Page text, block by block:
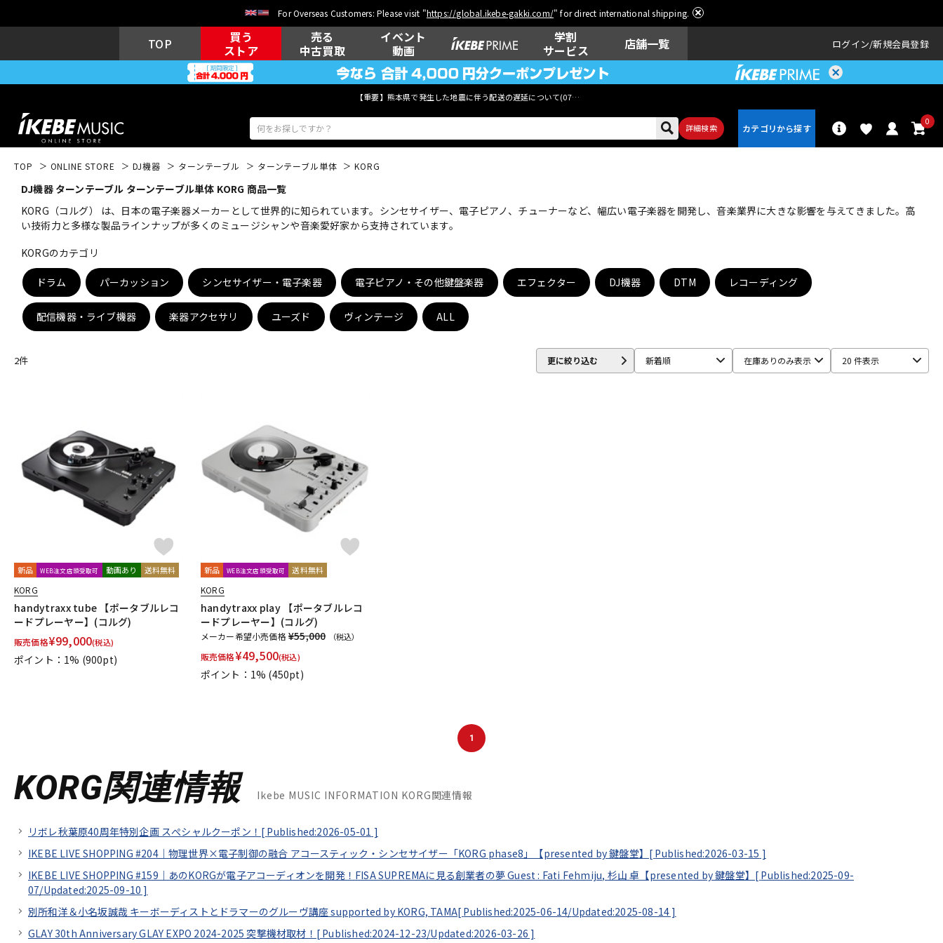
For Overseas Customers: Please visit "https://global.ikebe-gakki.com/" for direct international shipping.
TOP
買う
ストア
売る
中古買取
イベント
動画
学割
サービス
店舗一覧 ログイン 新規会員登録
【重要】熊本県で発生した地震に伴う配送の遅延について(07月29日
詳細検索
0
アコギ/エレ
アコ ン
キーボード 電子ピアノ 管楽器 その他楽器 アンプ エフェクター
DJ機器 DTM DTM オンラ
イン納品
TOP ONLINE STORE DJ機器 ターンテーブル ターンテーブル単体 KORG
DJ機器 ターンテーブル ターンテーブル単体 KORG 商品一覧
KORG（コルグ） は、日本の電子楽器メーカーとして世界的に知られています。シンセサイザー、電子ピアノ、チューナーなど、幅広い電子楽器を開発し、音楽業界に大きな影響を与えてきました。高
い技術力と多様な製品ラインナップが多くのミュージシャンや音楽愛好家から支持されています。
KORGのカテゴリ
ドラム パーカッション シンセサイザー・電子楽器 電子ピアノ・その他鍵盤楽器 エフェクター DJ機器 DTM レコーディング
配信機器・ライブ機器 楽器アクセサリ ユーズド ヴィンテージ ALL
2件 更に絞り込む 新着順 在庫ありのみ表示 20 件表示
新品 WEB注文店頭受取可 動画あり 送料無料
KORG
handytraxx tube 【ポータブルレコ
ードプレーヤー】(コルグ)
販売価格¥99,000(税込)
ポイント：1% (900pt)
新品 WEB注文店頭受取可 送料無料
KORG
handytraxx play 【ポータブルレコ
ードプレーヤー】(コルグ)
メーカー希望小売価格¥55,000 （税込）
販売価格¥49,500(税込)
ポイント：1% (450pt)
1
KORG関連情報 Ikebe MUSIC INFORMATION KORG関連情報
リボレ秋葉原40周年特別企画 スぺシャルクーポン！[ Published:2026-05-01 ]
IKEBE LIVE SHOPPING #204｜物理世界×電子制御の融合 アコースティック・シンセサイザー「KORG phase8」【presented by 鍵盤堂】[ Published:2026-03-15 ]
IKEBE LIVE SHOPPING #159｜あのKORGが電子アコーディオンを開発！FISA SUPREMAに見る創業者の夢 Guest : Fati Fehmiju, 杉山 卓【presented by 鍵盤堂】[ Published:2025-09-
07/Updated:2025-09-10 ]
別所和洋＆小名坂誠哉 キーボーディストとドラマーのグルーヴ講座 supported by KORG, TAMA[ Published:2025-06-14/Updated:2025-08-14 ]
GLAY 30th Anniversary GLAY EXPO 2024-2025 突撃機材取材！[ Published:2024-12-23/Updated:2026-03-26 ]